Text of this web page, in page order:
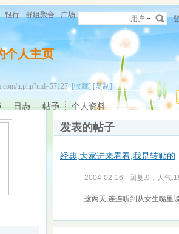
银行 群组聚合 广场 用户
个人主页
u.php?uid=57127[收藏] [复制]
日志 帖子 个人资料
发表的帖子
经典,大家进来看看,我是转贴的
2004-02-16 - 回复:9，人气
这两天,连连听到从女生嘴里